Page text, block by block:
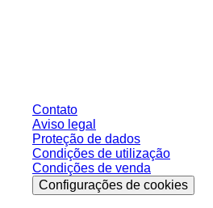
Contato
Aviso legal
Proteção de dados
Condições de utilização
Condições de venda
Configurações de cookies